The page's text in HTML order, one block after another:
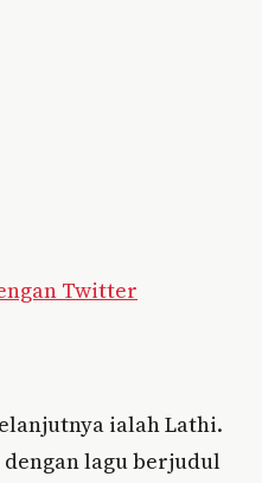
Twitter
ialah Lathi.
dengan lagu berjudul